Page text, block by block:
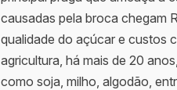
causadas pela broca chegam
qualidade do açúcar e custos
agricultura, há mais de 20
como soja, milho, algodão,